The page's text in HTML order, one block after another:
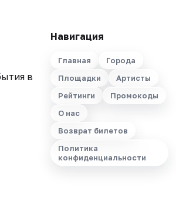
в
Навигация
Главная
Города
Площадки
Артисты
Рейтинги
Промокоды
О нас
Возврат билетов
Политика
конфиденциальности